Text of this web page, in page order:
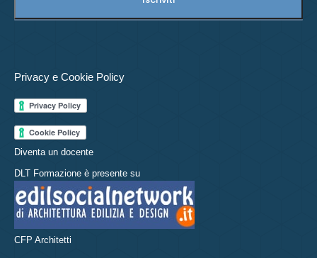
Privacy e Cookie Policy
Diventa un docente
DLT Formazione è presente su
CFP Architetti